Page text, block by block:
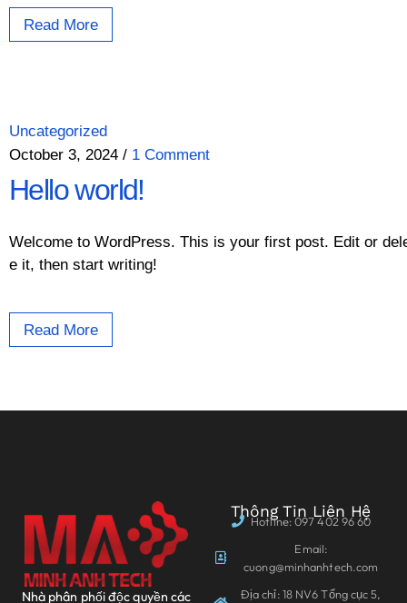
Read More
Uncategorized
October 3, 2024 / 1 Comment
Hello world!
Welcome to WordPress. This is your first post. Edit or
e it, then start writing!
Read More
Nhà phân phối độc quyền các
Thông Tin Liên Hệ
Hotline: 097 402 96 60
Email:
cuong@minhanhtech.com
Địa chỉ: 18 NV6 Tổng cục 5,